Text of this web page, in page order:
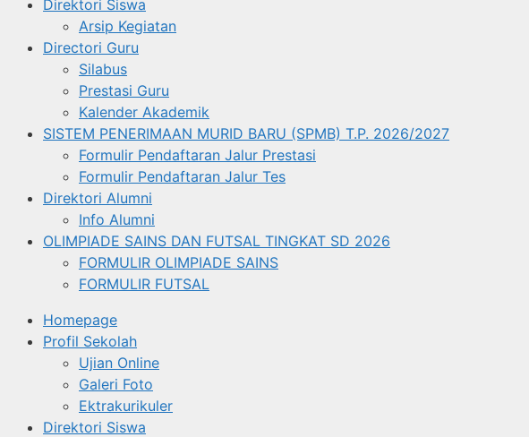
Direktori Siswa
Arsip Kegiatan
Directori Guru
Silabus
Prestasi Guru
Kalender Akademik
SISTEM PENERIMAAN MURID BARU (SPMB) T.P. 2026/2027
Formulir Pendaftaran Jalur Prestasi
Formulir Pendaftaran Jalur Tes
Direktori Alumni
Info Alumni
OLIMPIADE SAINS DAN FUTSAL TINGKAT SD 2026
FORMULIR OLIMPIADE SAINS
FORMULIR FUTSAL
Homepage
Profil Sekolah
Ujian Online
Galeri Foto
Ektrakurikuler
Direktori Siswa